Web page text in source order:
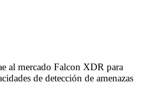
al mercado Falcon XDR para
de detección de amenazas